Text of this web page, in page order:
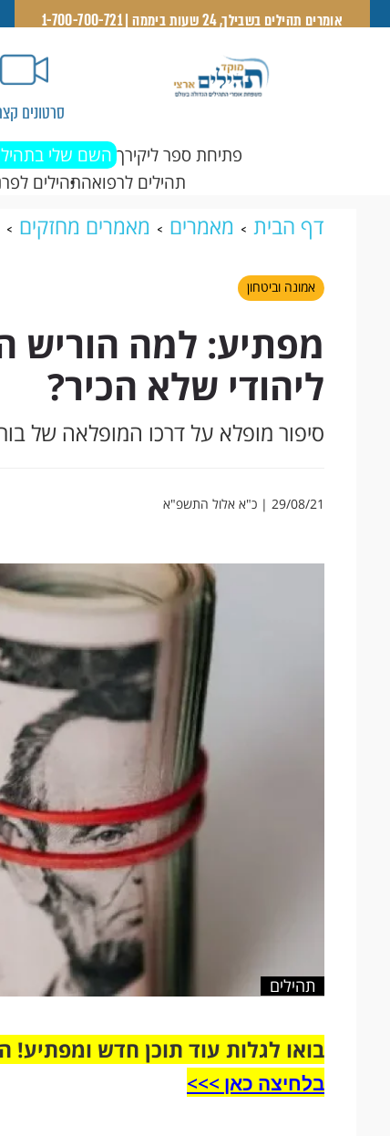
אומרים תהילים בשבילך, 24 שעות ביממה | 1-700-700-721
סרטונים
פתיחת ספר ליקירך השם שלי
תהילים לרפואהתהילים
דף הבית מאמרים מאמרים מחזקים
הגוי את כספו ליהודי שלא הכיר?
אמונה וביטחון
מפתיע: למה הוריש
ליהודי שלא הכיר?
סיפור מופלא על דרכו המופלאה של
29/08/21 | כ"א אלול התשפ"א
תהילים
בואו לגלות עוד תוכן חדש
בלחיצה כאן >>>​